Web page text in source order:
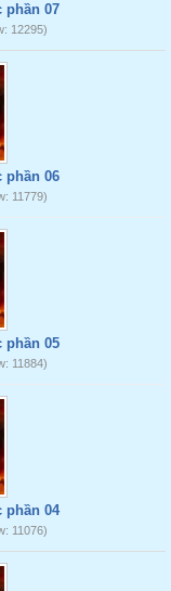
phần 07
12295)
phần 06
11779)
phần 05
11884)
phần 04
11076)